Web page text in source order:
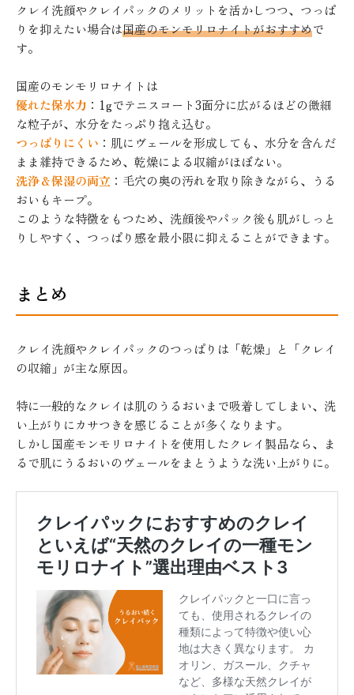
クレイ洗顔やクレイパックのメリットを活かしつつ、つっぱ
りを抑えたい場合は国産のモンモリロナイトがおすすめで
す。
国産のモンモリロナイトは
優れた保水力 ：1gでテニスコート3面分に広がるほどの微細
な粒子が、水分をたっぷり抱え込む。
つっぱりにくい ：肌にヴェールを形成しても、水分を含んだ
まま維持できるため、乾燥による収縮がほぼない。
洗浄＆保湿の両立 ：毛穴の奥の汚れを取り除きながら、うる
おいもキープ。
このような特徴をもつため、洗顔後やパック後も肌がしっと
りしやすく、つっぱり感を最小限に抑えることができます。
まとめ
クレイ洗顔やクレイパックのつっぱりは「乾燥」と「クレイ
の収縮」が主な原因。
特に一般的なクレイは肌のうるおいまで吸着してしまい、洗
い上がりにカサつきを感じることが多くなります。
しかし国産モンモリロナイトを使用したクレイ製品なら、ま
るで肌にうるおいのヴェールをまとうような洗い上がりに。